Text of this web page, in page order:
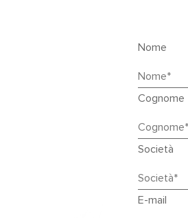
Nome
Cognome
Società
E-mail